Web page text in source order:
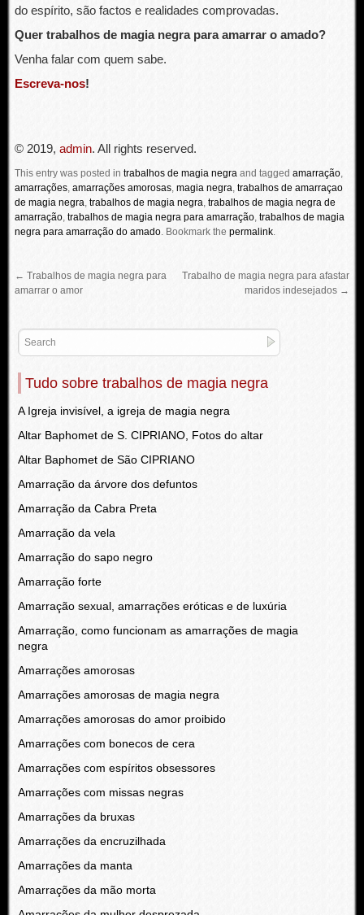
do espírito, são factos e realidades comprovadas.
Quer trabalhos de magia negra para amarrar o amado?
Venha falar com quem sabe.
Escreva-nos!
© 2019, admin. All rights reserved.
This entry was posted in trabalhos de magia negraand tagged amarração,
amarrações, amarrações amorosas, magia negra, trabalhos de amarraçao
de magia negra, trabalhos de magia negra, trabalhos de magia negra de
amarração, trabalhos de magia negra para amarração, trabalhos de magia
negra para amarração do amado.Bookmark the permalink.
← Trabalhos de magia negra para
amarrar o amor
Trabalho de magia negra para afastar
maridos indesejados →
Tudo sobre trabalhos de magia negra
A Igreja invisível, a igreja de magia negra
Altar Baphomet de S. CIPRIANO, Fotos do altar
Altar Baphomet de São CIPRIANO
Amarração da árvore dos defuntos
Amarração da Cabra Preta
Amarração da vela
Amarração do sapo negro
Amarração forte
Amarração sexual, amarrações eróticas e de luxúria
Amarração, como funcionam as amarrações de magia
negra
Amarrações amorosas
Amarrações amorosas de magia negra
Amarrações amorosas do amor proibido
Amarrações com bonecos de cera
Amarrações com espíritos obsessores
Amarrações com missas negras
Amarrações da bruxas
Amarrações da encruzilhada
Amarrações da manta
Amarrações da mão morta